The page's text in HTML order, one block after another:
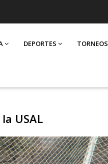
DEPORTES TORNEOS
USAL